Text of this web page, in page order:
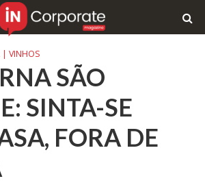
| VINHOS
SÃO
SINTA-SE
FORA DE